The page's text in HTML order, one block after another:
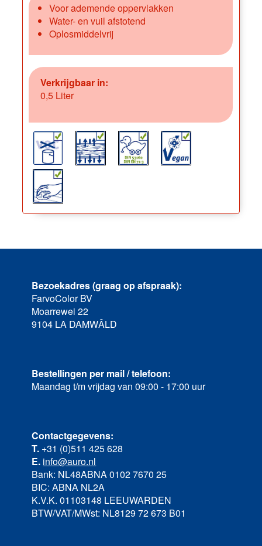
Voor ademende oppervlakken
Water- en vuil afstotend
Oplosmiddelvrij
Verkrijgbaar in:
0,5 Liter
Bezoekadres (graag op afspraak):
FarvoColor BV
Moarrewei 22
9104 LA DAMWÂLD
Bestellingen per mail / telefoon:
Maandag t/m vrijdag van 09:00 - 17:00 uur
Contactgegevens:
T. +31 (0)511 425 628
E. info@auro.nl
Bank: NL48ABNA 0102 7670 25
BIC: ABNA NL2A
K.V.K. 01103148 LEEUWARDEN
BTW/VAT/MWst: NL8129 72 673 B01